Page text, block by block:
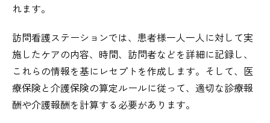
れます。
訪問看護ステーションでは、患者様一人一人に対して実
施したケアの内容、時間、訪問者などを詳細に記録し、
これらの情報を基にレセプトを作成します。そして、医
療保険と介護保険の算定ルールに従って、適切な診療報
酬や介護報酬を計算する必要があります。